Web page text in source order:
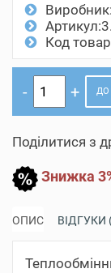
Виробник:
Код
ДО
Поділитися з
Знижка
ОПИС ВІДГУКИ